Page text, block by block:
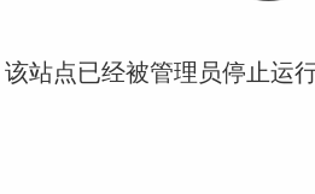
站点已经被管理员停止运